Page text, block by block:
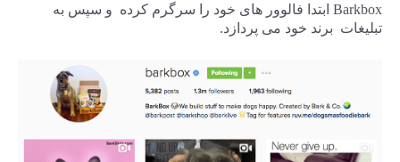
Barkbox ابتدا فالوور های خود را سرگرم کرده و سپس به
تبلیغات برند خود می پردازد.